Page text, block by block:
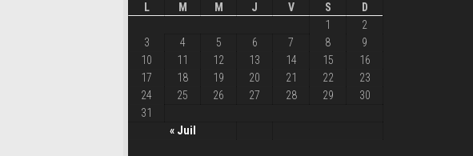
L
M M J V S D
« Juil
1
2
3
4 5 6 7 8
9
10
11 12 13 14 15
16
17
18 19 20 21 22
23
24
25 26 27 28 29
30
31